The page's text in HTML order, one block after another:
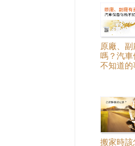
原廠、
嗎？汽
不知道的
搬家時該